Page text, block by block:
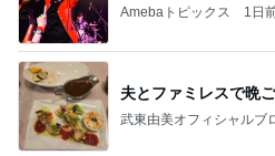
Amebaトピックス 1日
夫とファミレスで晩
武東由美オフィシャルブ